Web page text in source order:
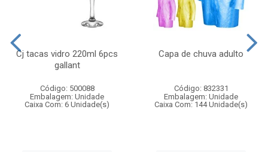
Cj tacas vidro 220ml 6pcs
gallant
Código: 500088
Embalagem: Unidade
Caixa Com: 6 Unidade(s)
Capa de chuva adulto
Código: 832331
Embalagem: Unidade
Caixa Com: 144 Unidade(s)